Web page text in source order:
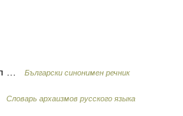
… Български синонимен речник
Cловарь архаизмов русского языка